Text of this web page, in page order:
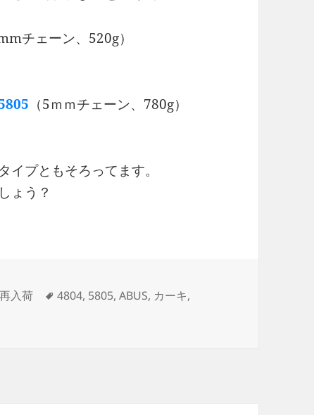
チェーン、520g）
（5ｍｍチェーン、780g）
プともそろってます。
ょう？
入荷
タ
4804, 5805,ABUS, カーキ,